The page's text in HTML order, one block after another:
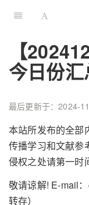
【
今日份汇
最后更新于：2024-
本站所发布的全部
传播学习和文献参
侵权之处请第一时
敬请谅解! E-mail
转存）